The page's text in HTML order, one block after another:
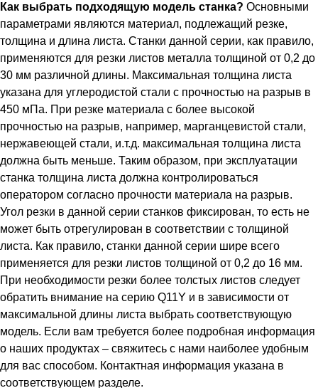
Как выбрать подходящую модель станка? Основными
параметрами являются материал, подлежащий резке,
толщина и длина листа. Станки данной серии, как правило,
применяются для резки листов металла толщиной от 0,2 до
30 мм различной длины. Максимальная толщина листа
указана для углеродистой стали с прочностью на разрыв в
450 мПа. При резке материала с более высокой
прочностью на разрыв, например, марганцевистой стали,
нержавеющей стали, и.т.д. максимальная толщина листа
должна быть меньше. Таким образом, при эксплуатации
станка толщина листа должна контролироваться
оператором согласно прочности материала на разрыв.
Угол резки в данной серии станков фиксирован, то есть не
может быть отрегулирован в соответствии с толщиной
листа. Как правило, станки данной серии шире всего
применяется для резки листов толщиной от 0,2 до 16 мм.
При необходимости резки более толстых листов следует
обратить внимание на серию Q11Y и в зависимости от
максимальной длины листа выбрать соответствующую
модель. Если вам требуется более подробная информация
о наших продуктах – свяжитесь с нами наиболее удобным
для вас способом. Контактная информация указана в
соответствующем разделе.